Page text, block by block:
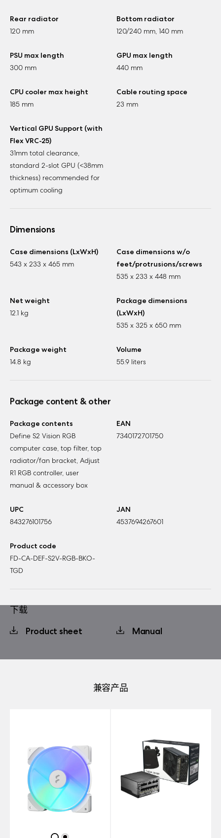
Rear radiator
120 mm
Bottom radiator
120/240 mm, 140 mm
PSU max length
300 mm
GPU max length
440 mm
CPU cooler max height
185 mm
Cable routing space
23 mm
Vertical GPU Support (with
Flex VRC-25)
31mm total clearance,
standard 2-slot GPU (<38mm
thickness) recommended for
optimum cooling
Dimensions
Case dimensions (LxWxH)
543 x 233 x 465 mm
Case dimensions w/o
feet/protrusions/screws
535 x 233 x 448 mm
Net weight
12.1 kg
Package dimensions
(LxWxH)
535 x 325 x 650 mm
Package weight
14.8 kg
Volume
55.9 liters
Package content & other
Package contents
Define S2 Vision RGB
computer case, top filter, top
radiator/fan bracket, Adjust
R1 RGB controller, user
manual & accessory box
EAN
7340172701750
UPC
843276101756
JAN
4537694267601
Product code
FD-CA-DEF-S2V-RGB-BKO-
TGD
下载
Product sheet
Manual
兼容产品